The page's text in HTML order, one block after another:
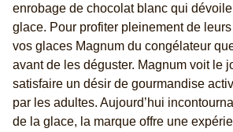
enrobage de chocolat blanc qui
glace. Pour profiter pleinement de
vos glaces Magnum du congélateur
avant de les déguster. Magnum voit le
satisfaire un désir de gourmandise
par les adultes. Aujourd’hui
de la glace, la marque offre une